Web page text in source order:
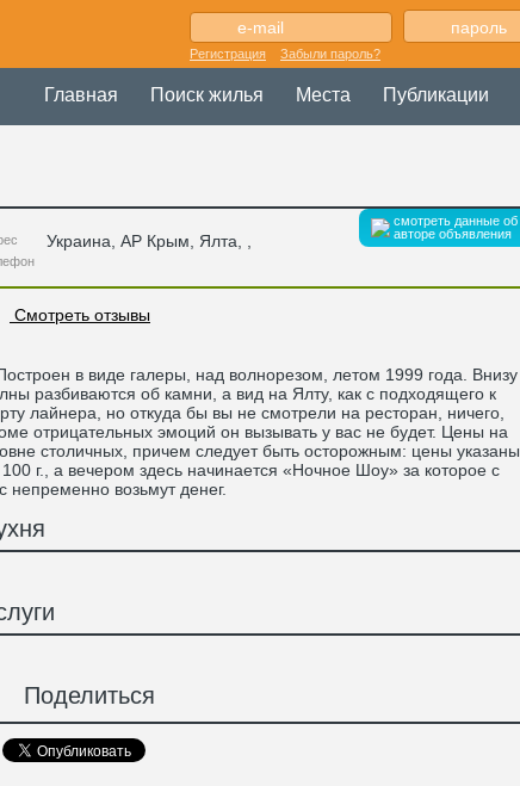
Регистрация Забыли пароль?
Главная Поиск жилья Места Публикации
смотреть данные об
авторе объявления
Украина АР Крым , Ялта,
Смотреть отзывы
в виде галеры, над волнорезом, летом 1999 года. Внизу
разбиваются об камни, а вид на Ялту, как с подходящего к
лайнера, но откуда бы вы не смотрели на ресторан, ничего,
отрицательных эмоций он вызывать у вас не будет. Цены на
столичных, причем следует быть осторожным: цены указаны
100 г., а вечером здесь начинается «Ночное Шоу» за которое с
непременно возьмут денег.
Поделиться